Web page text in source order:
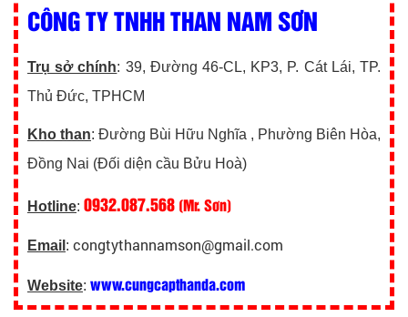
CÔNG TY TNHH THAN NAM SƠN
Trụ sở chính: 39, Đường 46-CL, KP3, P. Cát Lái, TP.
Thủ Đức, TPHCM
Kho than: Đường Bùi Hữu Nghĩa , Phường Biên Hòa,
Đồng Nai (Đối diện cầu Bửu Hoà)
Hotline: 0932.087.568 (Mr. Sơn)
Email : congtythannamson@gmail.com
Website: www.cungcapthanda.com